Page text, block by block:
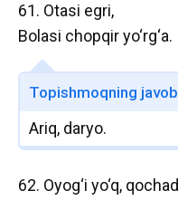
61. Otasi egri,
Bolasi chopqir yo‘rg‘a.
Topishmoqning
Ariq, daryo.
62. Oyog‘i yo‘q,